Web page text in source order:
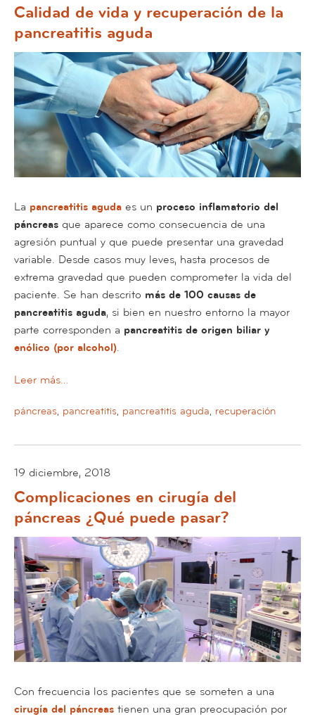
Calidad de vida y recuperación de la
pancreatitis aguda
La pancreatitis aguda es un proceso inflamatorio del
páncreas que aparece como consecuencia de una
agresión puntual y que puede presentar una gravedad
variable. Desde casos muy leves, hasta procesos de
extrema gravedad que pueden comprometer la vida del
paciente. Se han descrito más de 100 causas de
pancreatitis aguda, si bien en nuestro entorno la mayor
parte corresponden a pancreatitis de origen biliar y
enólico (por alcohol).
Leer más…
páncreas, pancreatitis, pancreatitis aguda, recuperación
19 diciembre, 2018
Complicaciones en cirugía del
páncreas ¿Qué puede pasar?
Con frecuencia los pacientes que se someten a una
cirugía del páncreas tienen una gran preocupación por